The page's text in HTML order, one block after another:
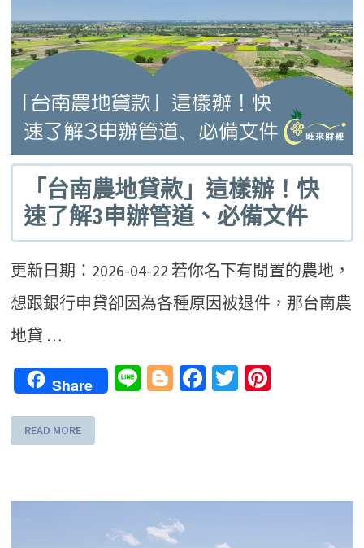
「台南農地貸款」這樣辦！快
速了解3申辦管道、必備文件
更新日期：2026-04-22 若你名下有閒置的農地，
想跟銀行申貸卻因為各種原因被退件，那台南農
地貸 …
Share LineBlogger
Facebook
Twitter
READ MORE